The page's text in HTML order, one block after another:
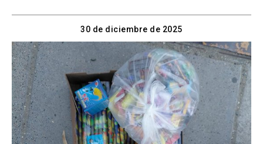
30 de diciembre de 2025